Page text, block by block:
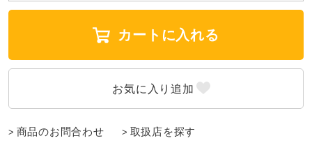
ワーキング
ライフスタイルグッズ
カートに入れる
商品のお問合わせ 取扱店を探す